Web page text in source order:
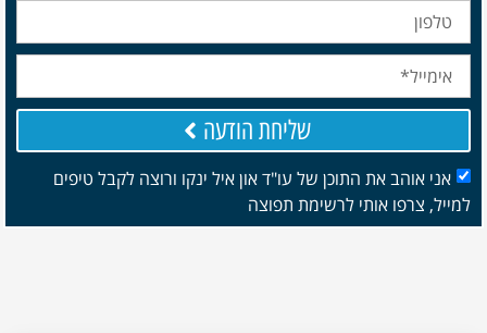
אני אוהב את התוכן של עו"ד און איל ינקו ורוצה לקבל טיפים
למייל, צרפו אותי לרשימת תפוצה
שליחת הודעה